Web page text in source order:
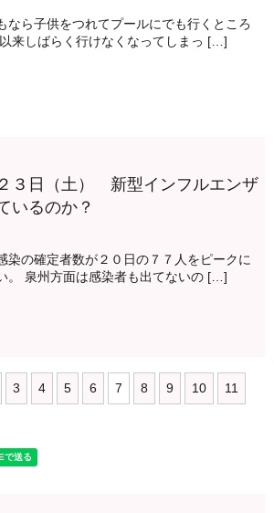
なら子供をつれてプールにでも行くところ
来しばらく行けなくなってしまっ […]
３日（土） 新型インフルエンザ
いるのか？
染の確定者数が２０日の７７人をピークに
。 泉州方面は感染者も出てないの […]
3 4 5 6 7 8 9 10 11